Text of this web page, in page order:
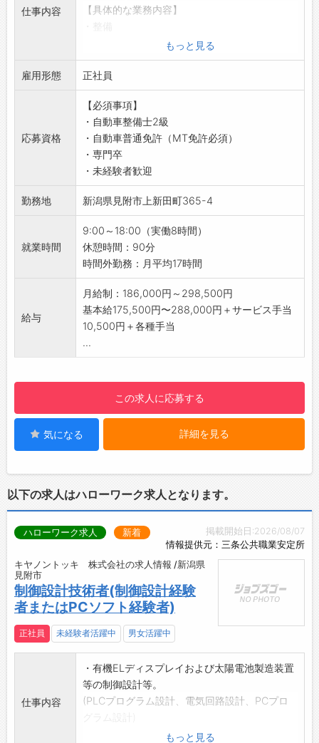
仕事内容
【具体的な業務内容】
・点検
・一般修理（メンテナンス業務）
【やりがい】
・TS（テクニカルスタッフ・技術職）は、先進
技術でもたらす喜びや驚きを間近で感じられる
ポジションです◎
・お客様の大切な車を任せていただき、お客様
から笑顔で「いいね！」とお褒めの言葉をいた
だけると、大きな自信に繋がります！
・車が繋ぐコミュニケーションを通して、「あ
んどん増えていくと、やりがいを感じます♪
【研修制度】
■ディーラーならではの研修制度が充実してお
り、高度なスキルアップができます◎
・日産整備士資格取得研修
・NBC（日産ビジネスカレッジ）派遣研修
■社内集合教育
・年間の育成スケジュールを組み、整備（サー
ビス）や店頭実習などの研修と教育を通して、
知識や技術を身につけます。
職種の先輩がつき、些細な相談や質問もすぐに
■派遣教育
・全国から日産販売会社のスタッフが日産ビジ
ネスカレッジ（研修センター）に集まり、ビジ
ネススキルの基礎を学びます。
【職場の雰囲気】
・優しい方や面白い方が多く、楽しく仕事を続
けられる環境です♪
ます◎
【職場の社風】
■合言葉「Heart to Heart」！
と、お客様との心の繋がりを大切に信頼関係を
もっと見る
雇用形態 正社員
応募資格
【必須事項】
・自動車整備士2級
・自動車普通免許（MT免許必須）
・専門卒
・未経験者歓迎
勤務地 新潟県見附市上新田町365-4
就業時間
9:00～18:00（実働8時間）
休憩時間：90分
時間外勤務：月平均17時間
給与
月給制：186,000円～298,500円
基本給175,500円〜288,000円＋サービス手当
10,500円＋各種手当
...
この求人に応募する
気になる 詳細を見る
以下の求人はハローワーク求人となります。
掲載開始日:2026/08/07
情報提供元：三条公共職業安定所
ハローワーク求人 新着
キヤノントッキ 株式会社の求人情報 /新潟県
見附市
制御設計技術者(制御設計経験
者またはPCソフト経験者)
正社員 未経験者活躍中 男女活躍中
仕事内容
・有機ELディスプレイおよび太陽電池製造装置
等の制御設計等。
(PLCプログラム設計、電気回路設計、PCプロ
※将来的に転勤の可能性あり(平塚事業所等)
もっと見る